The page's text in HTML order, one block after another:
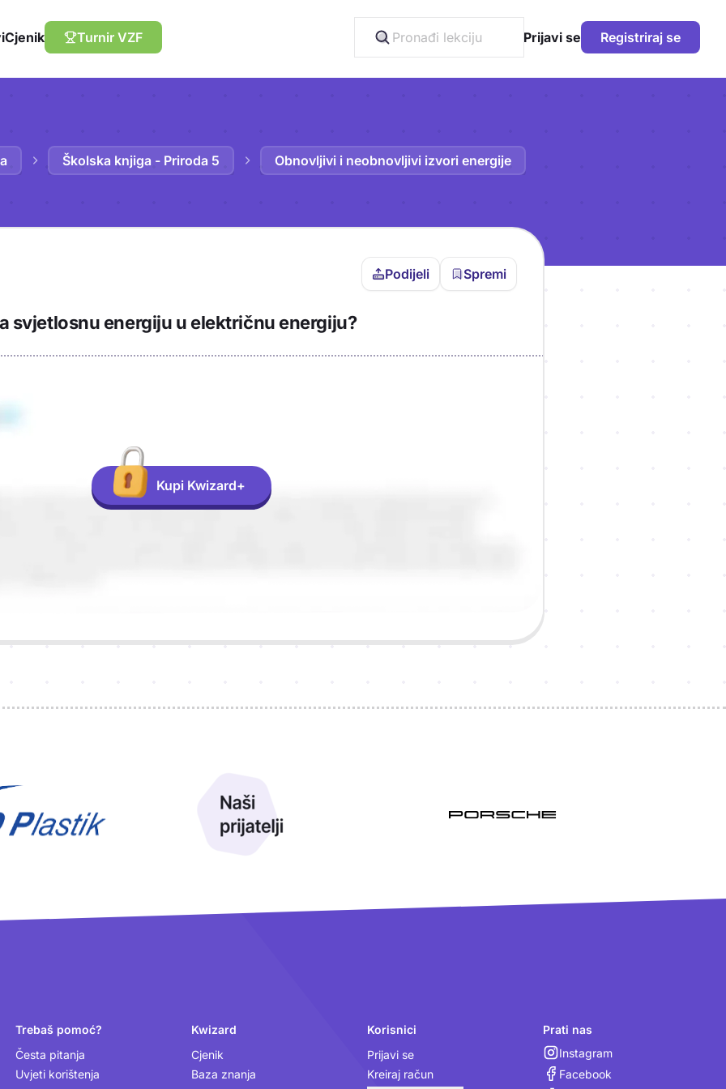
Cjenik Turnir VZF Prijavi se Registriraj se
Školska knjiga - Priroda 5 Obnovljivi i neobnovljivi izvori energije
Podijeli Spremi
Trebaš biti prijavljen da bi pohranio
sadržaj u bilježnicu!
svjetlosnu energiju u električnu energiju?
Kupi Kwizard+
Trebaš pomoć?
Česta pitanja
Uvjeti korištenja
Kwizard
Cjenik
Baza znanja
Korisnici
Prijavi se
Kreiraj račun
Prati nas
Instagram
Facebook